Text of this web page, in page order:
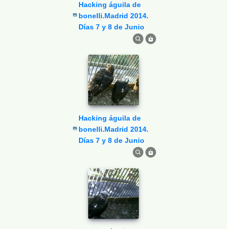
Hacking águila de
bonelli.Madrid 2014.
Días 7 y 8 de Junio
Hacking águila de
bonelli.Madrid 2014.
Días 7 y 8 de Junio